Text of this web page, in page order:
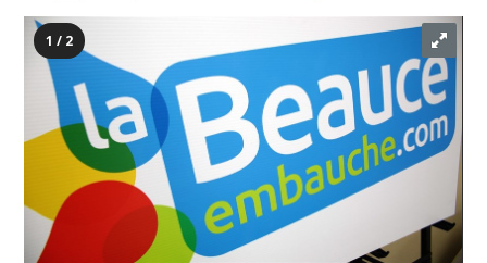
1 / 2